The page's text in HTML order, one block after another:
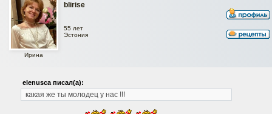
blirise
Ирина
55 лет
Эстония
elenusca писал(а):
какая же ты молодец у нас !!!